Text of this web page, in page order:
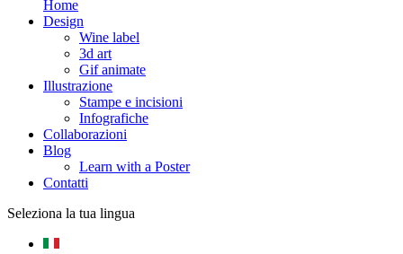
Home
Design
Wine label
3d art
Gif animate
Illustrazione
Stampe e incisioni
Infografiche
Collaborazioni
Blog
Learn with a Poster
Contatti
Seleziona la tua lingua